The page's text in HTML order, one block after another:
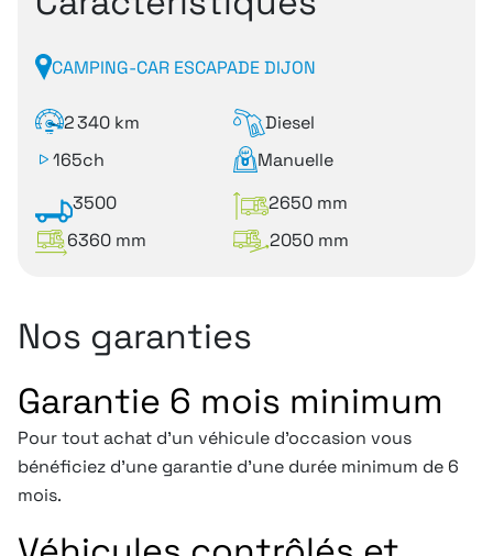
CAMPING-CAR ESCAPADE DIJON
2 340 km
Diesel
165ch
Manuelle
3500
2650 mm
6360 mm
2050 mm
Nos garanties
Garantie 6 mois minimum
Pour tout achat d'un véhicule d'occasion vous
bénéficiez d'une garantie d'une durée minimum de 6
mois.